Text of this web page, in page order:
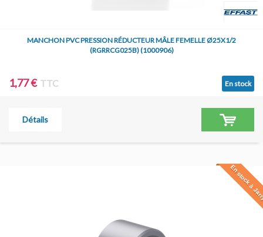
MANCHON PVC PRESSION RÉDUCTEUR MÂLE FEMELLE Ø25X1/2
(RGRRCG025B) (1000906)
1,77 € TTC En stock
Détails
En stock à